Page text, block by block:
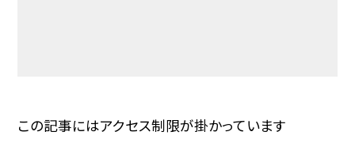
この記事にはアクセス制限が掛かっています